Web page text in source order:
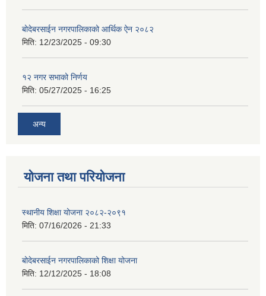
बोदेबरसाईन नगरपालिकाको आर्थिक ऐन २०८२
मिति: 12/23/2025 - 09:30
१२ नगर सभाको निर्णय
मिति: 05/27/2025 - 16:25
अन्य
योजना तथा परियोजना
स्थानीय शिक्षा योजना २०८२-२०९१
मिति: 07/16/2026 - 21:33
बोदेबरसाईन नगरपालिकाको शिक्षा योजना
मिति: 12/12/2025 - 18:08